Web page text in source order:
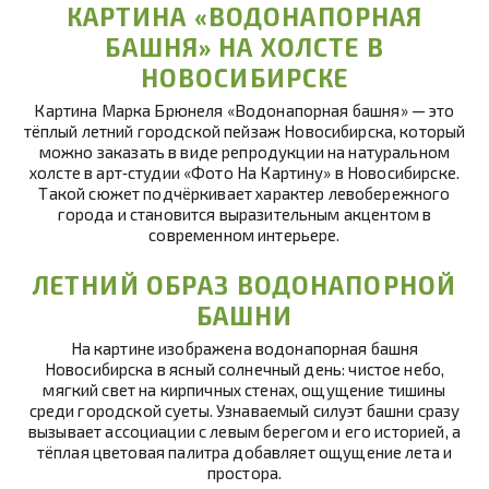
КАРТИНА «ВОДОНАПОРНАЯ
БАШНЯ» НА ХОЛСТЕ В
НОВОСИБИРСКЕ
Картина Марка Брюнеля «Водонапорная башня» — это
тёплый летний городской пейзаж Новосибирска, который
можно заказать в виде репродукции на натуральном
холсте в арт‑студии «Фото На Картину» в Новосибирске.
Такой сюжет подчёркивает характер левобережного
города и становится выразительным акцентом в
современном интерьере.
ЛЕТНИЙ ОБРАЗ ВОДОНАПОРНОЙ
БАШНИ
На картине изображена водонапорная башня
Новосибирска в ясный солнечный день: чистое небо,
мягкий свет на кирпичных стенах, ощущение тишины
среди городской суеты. Узнаваемый силуэт башни сразу
вызывает ассоциации с левым берегом и его историей, а
тёплая цветовая палитра добавляет ощущение лета и
простора.